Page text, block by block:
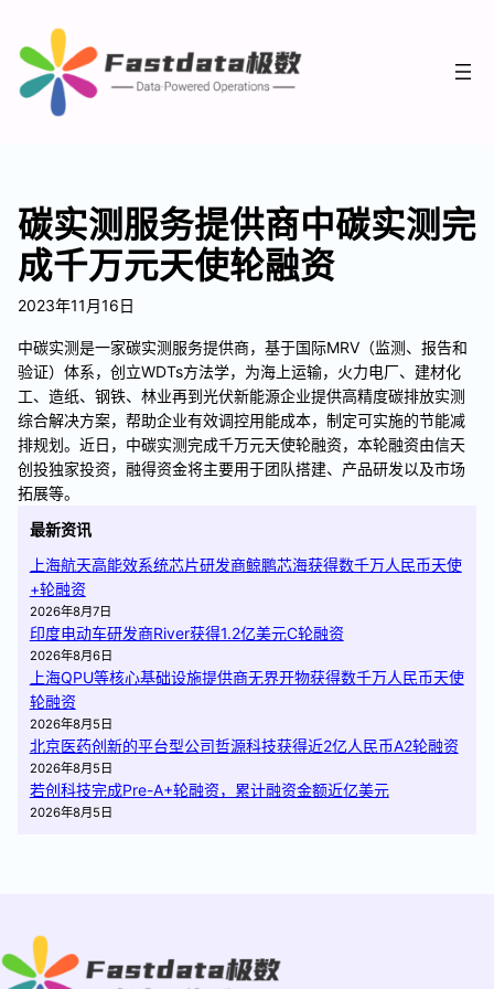
碳实测服务提供商中碳实测完
成千万元天使轮融资
2023年11月16日
中碳实测是一家碳实测服务提供商，基于国际MRV（监测、报告和
验证）体系，创立WDTs方法学，为海上运输，火力电厂、建材化
工、造纸、钢铁、林业再到光伏新能源企业提供高精度碳排放实测
综合解决方案，帮助企业有效调控用能成本，制定可实施的节能减
排规划。近日，中碳实测完成千万元天使轮融资，本轮融资由信天
创投独家投资，融得资金将主要用于团队搭建、产品研发以及市场
拓展等。
最新资讯
上海航天高能效系统芯片研发商鲸鹏芯海获得数千万人民币天使
+轮融资
2026年8月7日
印度电动车研发商River获得1.2亿美元C轮融资
2026年8月6日
上海QPU等核心基础设施提供商无界开物获得数千万人民币天使
轮融资
2026年8月5日
北京医药创新的平台型公司哲源科技获得近2亿人民币A2轮融资
2026年8月5日
若创科技完成Pre-A+轮融资，累计融资金额近亿美元
2026年8月5日